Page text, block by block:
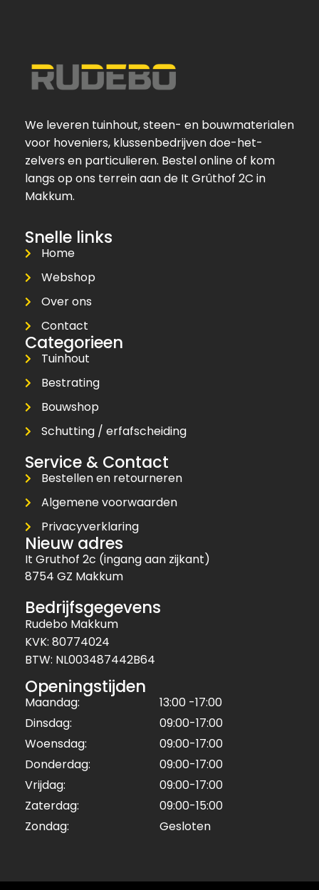
We leveren tuinhout, steen- en bouwmaterialen
voor hoveniers, klussenbedrijven doe-het-
zelvers en particulieren. Bestel online of kom
langs op ons terrein aan de It Grûthof 2C in
Makkum.
Snelle links
Home
Webshop
Over ons
Contact
Categorieen
Tuinhout
Bestrating
Bouwshop
Schutting / erfafscheiding
Service & Contact
Bestellen en retourneren
Algemene voorwaarden
Privacyverklaring
Nieuw adres
It Gruthof 2c (ingang aan zijkant)
8754 GZ Makkum
Bedrijfsgegevens
Rudebo Makkum
KVK: 80774024
BTW: NL003487442B64
Openingstijden
Maandag:
13:00 -17:00
Dinsdag:
09:00-17:00
Woensdag:
09:00-17:00
Donderdag:
09:00-17:00
Vrijdag:
09:00-17:00
Zaterdag:
09:00-15:00
Zondag:
Gesloten